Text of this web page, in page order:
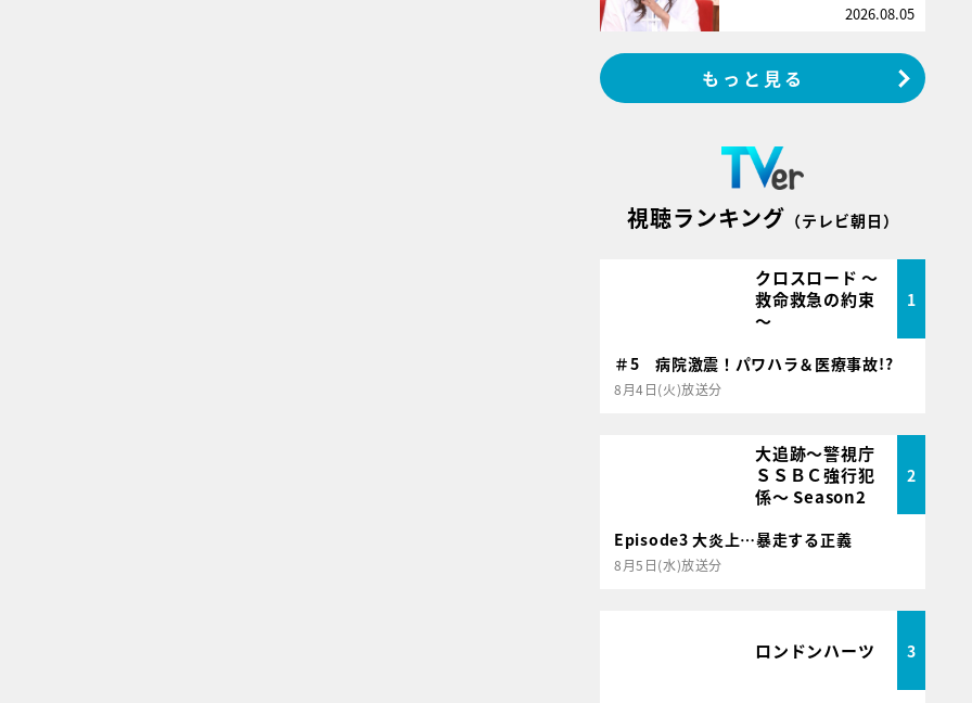
2026.08.05
もっと見る
視聴ランキング （テレビ朝日）
クロスロード ～
救命救急の約束
～
1
＃5 病院激震！パワハラ＆医療事故!?
8月4日(火)放送分
大追跡～警視庁
ＳＳＢＣ強行犯
係～ Season2
2
Episode3 大炎上…暴走する正義
8月5日(水)放送分
ロンドンハーツ 3